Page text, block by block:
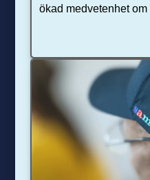
ökad medvetenhet